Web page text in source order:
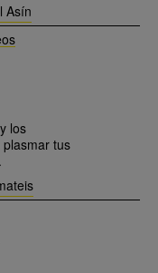
Asín
los
tus